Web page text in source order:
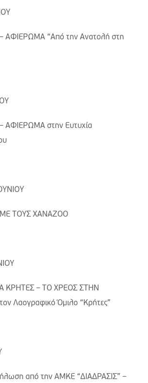
ΑΦΙΕΡΩΜΑ “Από την Ανατολή στη
ΑΦΙΕΡΩΜΑ στην Ευτυχία
ΤΟΥΣ XANAZOO
ΚΡΗΤΕΣ – ΤΟ ΧΡΕΟΣ ΣΤΗΝ
Λαογραφικό Όμιλο “Κρήτες”
από την ΑΜΚΕ “ΔΙΑΔΡΑΣΙΣ” –